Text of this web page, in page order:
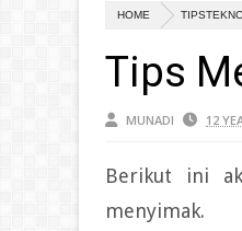
HOME
Tips
MUNADI 12
Berikut ini
menyimak.